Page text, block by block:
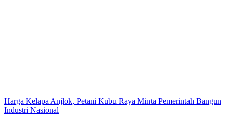
Harga Kelapa Anjlok, Petani Kubu Raya Minta Pemerintah Bangun
Industri Nasional